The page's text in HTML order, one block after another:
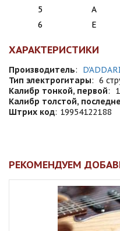
5
A
6
E
ХАРАКТЕРИСТИКИ
Производитель:
Тип электрогитары: 6
Калибр тонкой, первой:
Калибр толстой,
Штрих код: 19954122188
РЕКОМЕНДУЕМ